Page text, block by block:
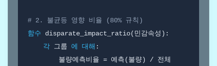
# 2. 불균등 영향 비율 (80% 규칙)
함수 disparate_impact_ratio(민감속성):
각 그룹 에 대해 :